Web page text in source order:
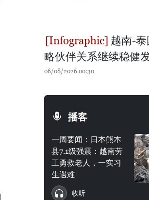
越南-
略伙伴关系继续稳健
06/08/2026 00:30
播客
一周要闻：日本熊本
县7.1级强震：越南劳
工勇救老人，一实习
生遇难
收听